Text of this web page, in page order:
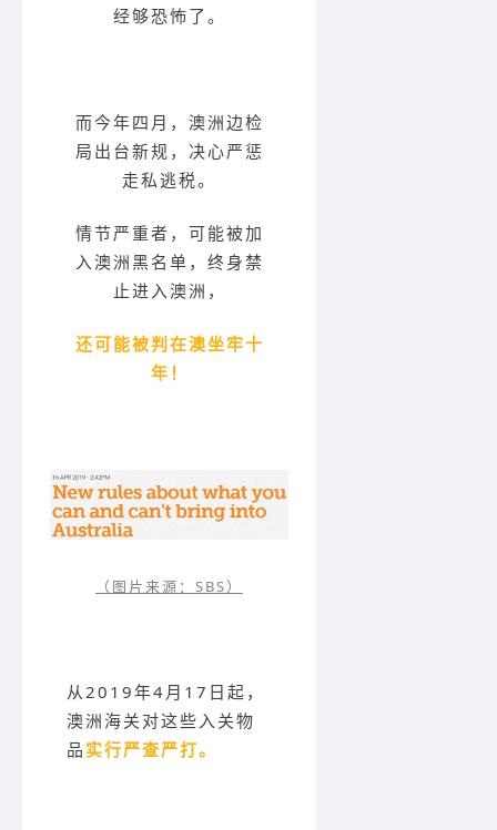
经够恐怖了。
而今年四月，澳洲边检
局出台新规，决心严惩
走私逃税。
情节严重者，可能被加
入澳洲黑名单，终身禁
止进入澳洲，
还可能被判在澳坐牢十
年！
（图片来源：SBS）
从2019年4月17日起，
澳洲海关对这些入关物
品 实行严查严打。